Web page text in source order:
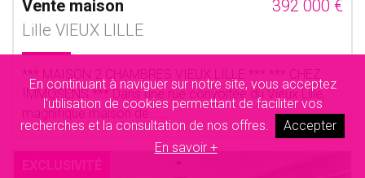
En continuant à naviguer sur notre site, vous acceptez
l'utilisation de cookies permettant de faciliter vos
recherches et la consultation de nos offres.
Accepter
En savoir +
Vente maison
392 000 €
Lille VIEUX LILLE
*** MAISON 2 CHAMBRES VIEUX LILLE *** *** CHEZ
IMMOSENS *** Dans une rue convoitée du Vieux Lille,
magnifique maison de......